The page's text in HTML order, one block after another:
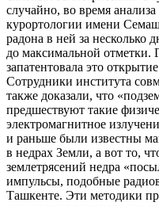
случайно, во время
курортологии имени
радона в ней за несколько
до максимальной отметки.
запатентовала это
Сотрудники института
также доказали, что
предшествуют такие
электромагнитное
и раньше были известны
в недрах Земли, а вот то,
землетрясений недра
импульсы, подобные
Ташкенте. Эти методики